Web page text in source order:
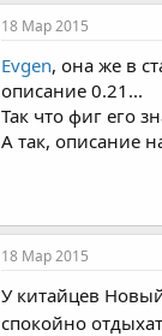
18 Мар 2015
Evgen, она же в
описание 0.21...
Так что фиг его
А так, описание
18 Мар 2015
У китайцев
спокойно